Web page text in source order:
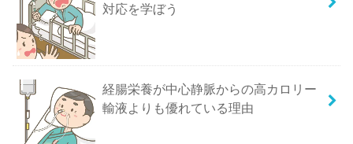
対応を学ぼう
経腸栄養が中心静脈からの高カロリー
輸液よりも優れている理由